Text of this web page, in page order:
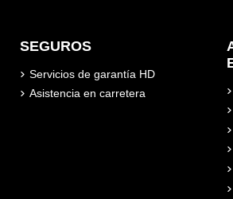
SEGUROS
Servicios de garantía HD
Asistencia en carretera